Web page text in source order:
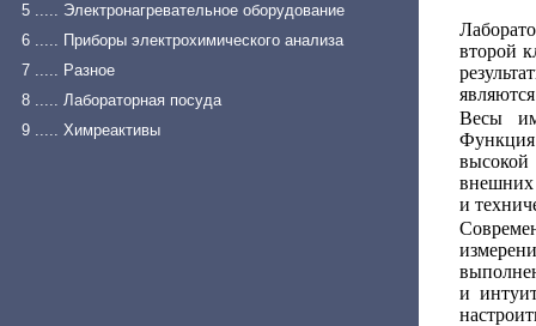
5 ..... Электронагревательное оборудование
6 ..... Приборы электрохимического анализа
7 ..... Разное
8 ..... Лабораторная посуда
9 ..... Химреактивы
второй
Весы
внешних
и
и